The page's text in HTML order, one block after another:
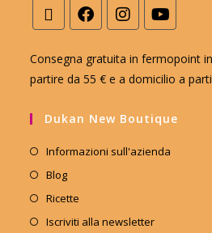
Consegna gratuita in fermopoint
partire da 55 € e a domicilio a
Dukan New Boutique
Informazioni sull'azienda
Blog
Ricette
Iscriviti alla newsletter